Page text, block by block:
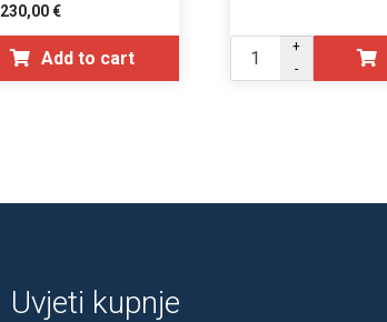
230,00€
Add to cart
+
-
Uvjeti kupnje